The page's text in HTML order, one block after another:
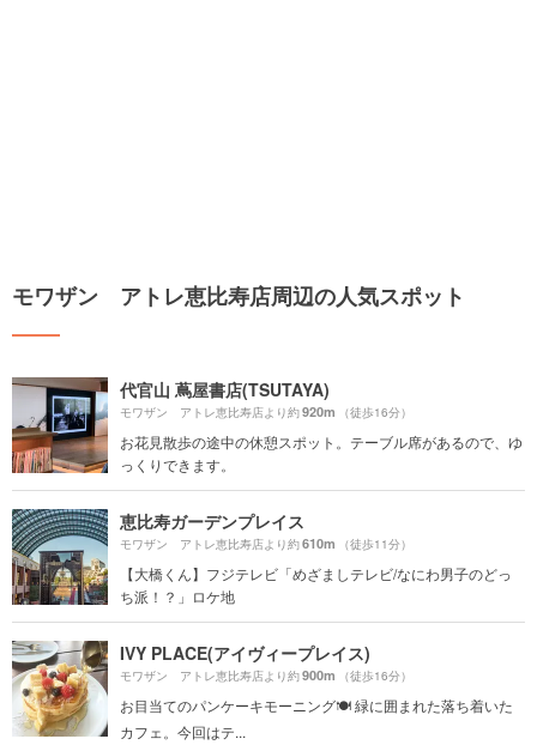
モワザン アトレ恵比寿店周辺の人気スポット
代官山 蔦屋書店(TSUTAYA)
モワザン アトレ恵比寿店より約920m （徒歩16分）
お花見散歩の途中の休憩スポット。テーブル席があるので、ゆ
っくりできます。
恵比寿ガーデンプレイス
モワザン アトレ恵比寿店より約610m （徒歩11分）
【大橋くん】フジテレビ「めざましテレビ/なにわ男子のどっ
ち派！？」ロケ地
IVY PLACE(アイヴィープレイス)
モワザン アトレ恵比寿店より約900m （徒歩16分）
お目当てのパンケーキモーニング🍽 緑に囲まれた落ち着いた
カフェ。今回はテ...